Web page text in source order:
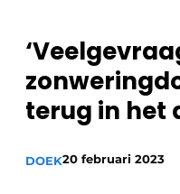
terug in het
DOEK20 februari 2023